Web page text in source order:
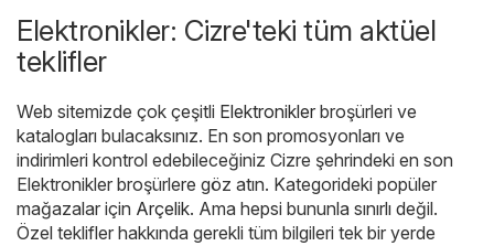
Elektronikler: Cizre'teki tüm aktüel
teklifler
Web sitemizde çok çeşitli Elektronikler broşürleri ve
katalogları bulacaksınız. En son promosyonları ve
indirimleri kontrol edebileceğiniz Cizre şehrindeki en son
Elektronikler broşürlere göz atın. Kategorideki popüler
mağazalar için Arçelik. Ama hepsi bununla sınırlı değil.
Özel teklifler hakkında gerekli tüm bilgileri tek bir yerde